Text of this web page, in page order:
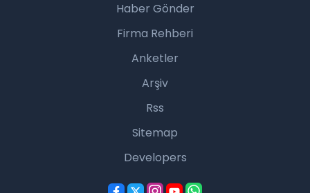
Haber Gönder
Firma Rehberi
Anketler
Arşiv
Rss
Sitemap
Developers